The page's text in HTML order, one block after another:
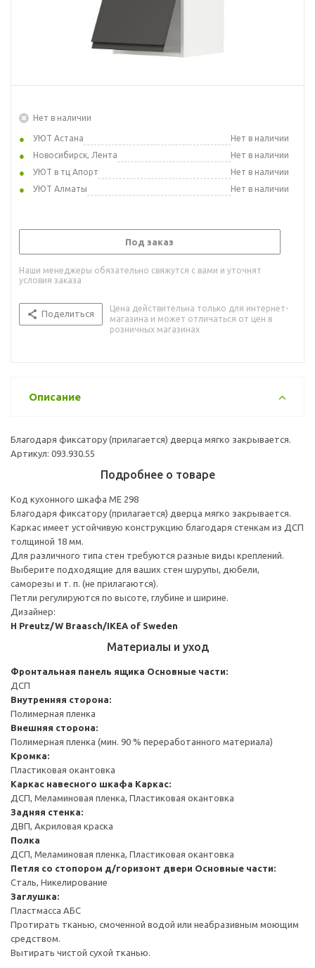
Нет в наличии
УЮТ Астана
Нет в наличии
Новосибирск, Лента
Нет в наличии
УЮТ в тц Апорт
Нет в наличии
УЮТ Алматы
Нет в наличии
Под заказ
Наши менеджеры обязательно свяжутся с вами и уточнят
условия заказа
Поделиться
Цена действительна только для интернет-
магазина и может отличаться от цен в
розничных магазинах
Описание
Благодаря фиксатору (прилагается) дверца мягко закрывается.
Артикул: 093.930.55
Подробнее о товаре
Код кухонного шкафа ME 298
Благодаря фиксатору (прилагается) дверца мягко закрывается.
Каркас имеет устойчивую конструкцию благодаря стенкам из ДСП
толщиной 18 мм.
Для различного типа стен требуются разные виды креплений.
Выберите подходящие для ваших стен шурупы, дюбели,
саморезы и т. п. (не прилагаются).
Петли регулируются по высоте, глубине и ширине.
Дизайнер:
H Preutz/W Braasch/IKEA of Sweden
Материалы и уход
Фронтальная панель ящика Основные части:
ДСП
Внутренняя сторона:
Полимерная пленка
Внешняя сторона:
Полимерная пленка (мин. 90 % переработанного материала)
Кромка:
Пластиковая окантовка
Каркас навесного шкафа Каркас:
ДСП, Меламиновая пленка, Пластиковая окантовка
Задняя стенка:
ДВП, Акриловая краска
Полка
ДСП, Меламиновая пленка, Пластиковая окантовка
Петля со стопором д/горизонт двери Основные части:
Сталь, Никелирование
Заглушка:
Пластмасса АБС
Протирать тканью, смоченной водой или неабразивным моющим
средством.
Вытирать чистой сухой тканью.